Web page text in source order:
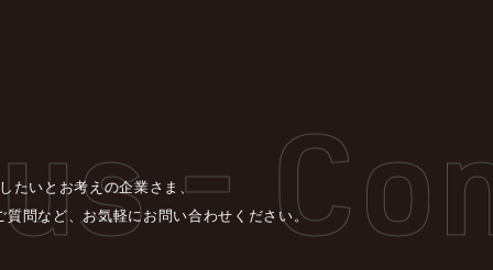
たいとお考えの企業さま、
質問など、お気軽にお問い合わせください。